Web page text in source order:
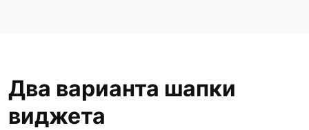
Два варианта шапки
виджета